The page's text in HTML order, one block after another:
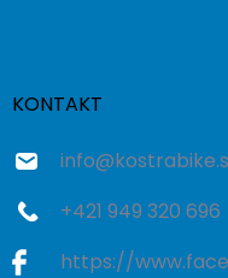
KONTAKT
info@
+421 949 320 696
https://